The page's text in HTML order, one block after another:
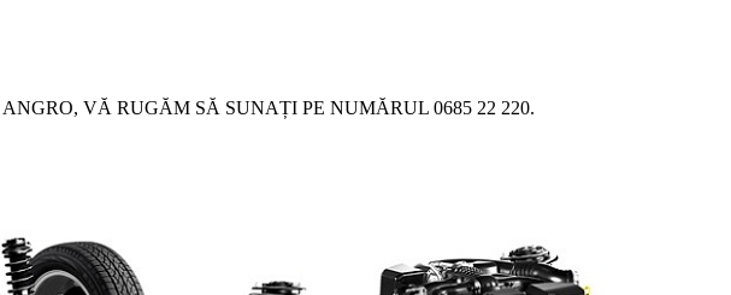
VĂ RUGĂM SĂ SUNAȚI PE NUMĂRUL 0685 22 220.